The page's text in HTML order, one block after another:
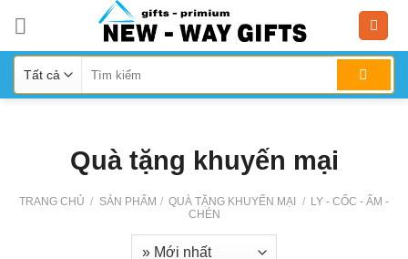
content
Quà tặng khuyến mại
TRANG CHỦ / SẢN PHẨM / QUÀ TẶNG KHUYẾN MẠI / LY - CỐC - ẤM -
CHÉN